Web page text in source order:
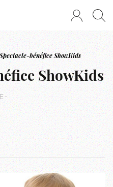
bénéfice ShowKids
ShowKids
-